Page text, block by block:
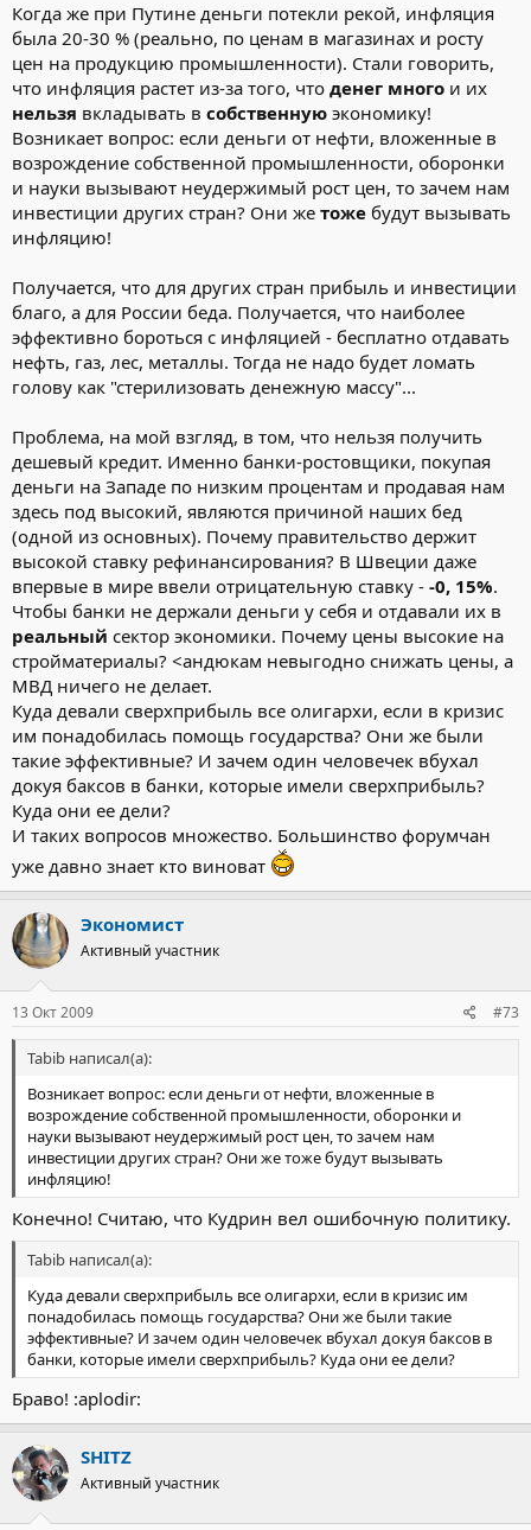
Когда же при Путине деньги потекли рекой, инфляция
была 20-30 % (реально, по ценам в магазинах и росту
цен на продукцию промышленности). Стали говорить,
что инфляция растет из-за того, что денег много и их
нельзя вкладывать в собственную экономику!
Возникает вопрос: если деньги от нефти, вложенные в
возрождение собственной промышленности, оборонки
и науки вызывают неудержимый рост цен, то зачем нам
инвестиции других стран? Они же тоже будут вызывать
инфляцию!
Получается, что для других стран прибыль и инвестиции
благо, а для России беда. Получается, что наиболее
эффективно бороться с инфляцией - бесплатно отдавать
нефть, газ, лес, металлы. Тогда не надо будет ломать
голову как "стерилизовать денежную массу"...
Проблема, на мой взгляд, в том, что нельзя получить
дешевый кредит. Именно банки-ростовщики, покупая
деньги на Западе по низким процентам и продавая нам
здесь под высокий, являются причиной наших бед
(одной из основных). Почему правительство держит
высокой ставку рефинансирования? В Швеции даже
впервые в мире ввели отрицательную ставку - -0, 15%.
Чтобы банки не держали деньги у себя и отдавали их в
реальный сектор экономики. Почему цены высокие на
стройматериалы? <андюкам невыгодно снижать цены, а
МВД ничего не делает.
Куда девали сверхприбыль все олигархи, если в кризис
им понадобилась помощь государства? Они же были
такие эффективные? И зачем один человечек вбухал
докуя баксов в банки, которые имели сверхприбыль?
Куда они ее дели?
И таких вопросов множество. Большинство форумчан
уже давно знает кто виноват
Экономист
Активный участник
13 Окт 2009 #73
Tabib написал(а):
Возникает вопрос: если деньги от нефти, вложенные в
возрождение собственной промышленности, оборонки и
науки вызывают неудержимый рост цен, то зачем нам
инвестиции других стран? Они же тоже будут вызывать
инфляцию!
Конечно! Считаю, что Кудрин вел ошибочную политику.
Tabib написал(а):
Куда девали сверхприбыль все олигархи, если в кризис им
понадобилась помощь государства? Они же были такие
эффективные? И зачем один человечек вбухал докуя баксов в
банки, которые имели сверхприбыль? Куда они ее дели?
Браво! :aplodir:
SHITZ
Активный участник